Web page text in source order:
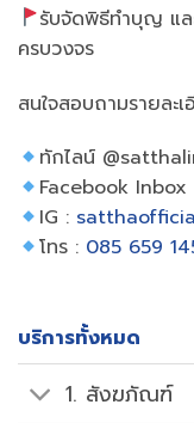
รับจัดพิธีทำบุญ แ
ครบวงจร
สนใจสอบถามรายละ
ทักไลน์
Facebook Inbox
IG :
โทร : 085 659
บริการทั้งหมด
1. สังฆภัณฑ์